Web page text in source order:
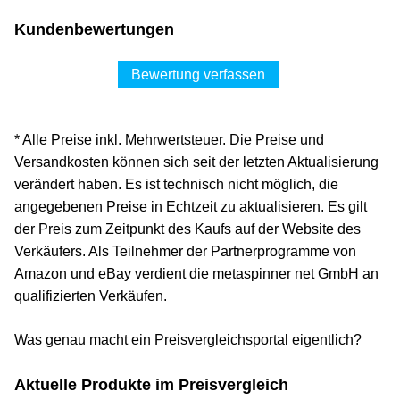
Kundenbewertungen
Bewertung verfassen
* Alle Preise inkl. Mehrwertsteuer. Die Preise und
Versandkosten können sich seit der letzten Aktualisierung
verändert haben. Es ist technisch nicht möglich, die
angegebenen Preise in Echtzeit zu aktualisieren. Es gilt
der Preis zum Zeitpunkt des Kaufs auf der Website des
Verkäufers. Als Teilnehmer der Partnerprogramme von
Amazon und eBay verdient die metaspinner net GmbH an
qualifizierten Verkäufen.
Was genau macht ein Preisvergleichsportal eigentlich?
Aktuelle Produkte im Preisvergleich